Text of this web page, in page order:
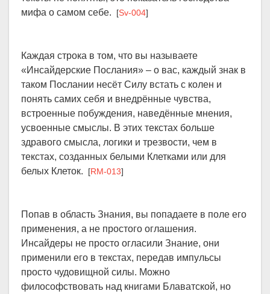
мифа о самом себе. [Sv-004]
Каждая строка в том, что вы называете
«Инсайдерские Послания» – о вас, каждый знак в
таком Послании несёт Силу встать с колен и
понять самих себя и внедрённые чувства,
встроенные побуждения, наведённые мнения,
усвоенные смыслы. В этих текстах больше
здравого смысла, логики и трезвости, чем в
текстах, созданных белыми Клетками или для
белых Клеток. [RM-013]
Попав в область Знания, вы попадаете в поле его
применения, а не простого оглашения.
Инсайдеры не просто огласили Знание, они
применили его в текстах, передав импульсы
просто чудовищной силы. Можно
философствовать над книгами Блаватской, но